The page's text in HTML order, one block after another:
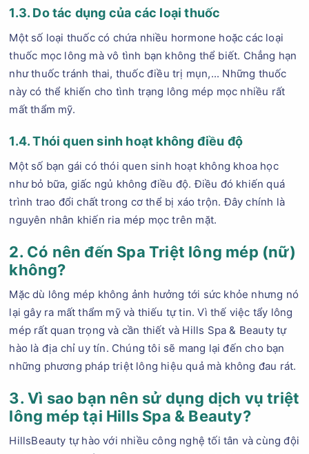
1.3. Do tác dụng của các loại thuốc
Một số loại thuốc có chứa nhiều hormone hoặc các loại
thuốc mọc lông mà vô tình bạn không thể biết. Chẳng hạn
như thuốc tránh thai, thuốc điều trị mụn,... Những thuốc
này có thể khiến cho tình trạng lông mép mọc nhiều rất
mất thẩm mỹ.
1.4. Thói quen sinh hoạt không điều độ
Một số bạn gái có thói quen sinh hoạt không khoa học
như bỏ bữa, giấc ngủ không điều độ. Điều đó khiến quá
trình trao đổi chất trong cơ thể bị xáo trộn. Đây chính là
nguyên nhân khiến ria mép mọc trên mặt.
2. Có nên đến Spa Triệt lông mép (nữ)
không?
Mặc dù lông mép không ảnh hưởng tới sức khỏe nhưng nó
lại gây ra mất thẩm mỹ và thiếu tự tin. Vì thế việc tẩy lông
mép rất quan trọng và cần thiết và Hills Spa & Beauty tự
hào là địa chỉ uy tín. Chúng tôi sẽ mang lại đến cho bạn
những phương pháp triệt lông hiệu quả mà không đau rát.
3. Vì sao bạn nên sử dụng dịch vụ triệt
lông mép tại Hills Spa & Beauty?
HillsBeauty tự hào với nhiều công nghệ tối tân và cùng đội